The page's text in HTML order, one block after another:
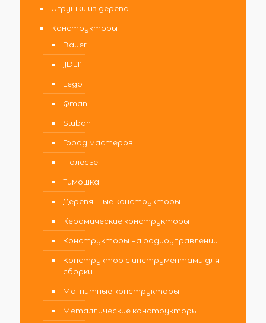
Игрушки из дерева
Конструкторы
Bauer
JDLT
Lego
Qman
Sluban
Город мастеров
Полесье
Тимошка
Деревянные конструкторы
Керамические конструкторы
Конструкторы на радиоуправлении
Конструктор с инструментами для
сборки
Магнитные конструкторы
Металлические конструкторы